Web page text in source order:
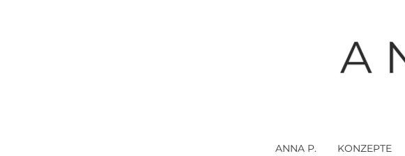
ANNA P. KONZEPTE